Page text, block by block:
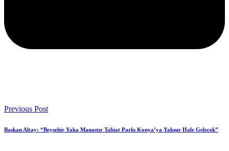
Previous Post
Başkan Altay: “Beyşehir Yaka Manastır Tabiat Parkı Konya’ya Yakışır Hale Gelecek”